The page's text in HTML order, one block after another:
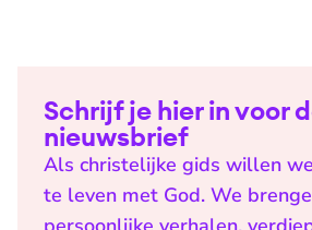
Schrijf je hier in voor
nieuwsbrief
Als christelijke gids willen
te leven met God. We